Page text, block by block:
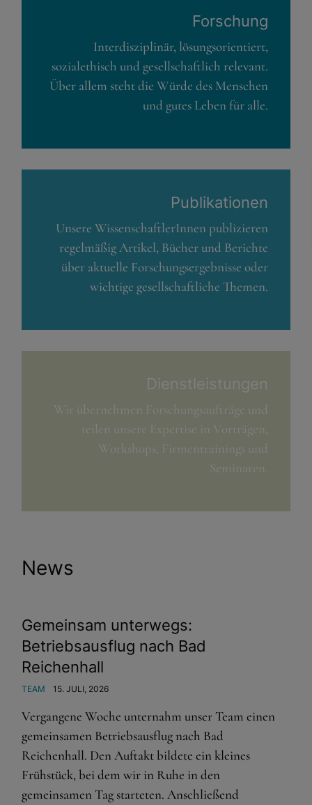
Forschung
Interdisziplinär, lösungsorientiert,
sozialethisch und gesellschaftlich relevant.
Über allem steht die Würde des Menschen
und gutes Leben für alle.
Publikationen
Unsere WissenschaftlerInnen publizieren
regelmäßig Artikel, Bücher und Berichte
über aktuelle Forschungsergebnisse oder
wichtige gesellschaftliche Themen.
Dienstleistungen
Wir übernehmen Forschungsaufträge und
teilen unsere Expertise in Vorträgen,
Workshops, Firmentrainings und
Seminaren.
News
Gemeinsam unterwegs:
Betriebsausflug nach Bad
Reichenhall
TEAM 15. JULI, 2026
Vergangene Woche unternahm unser Team einen
gemeinsamen Betriebsausflug nach Bad
Reichenhall. Den Auftakt bildete ein kleines
Frühstück, bei dem wir in Ruhe in den
gemeinsamen Tag starteten. Anschließend